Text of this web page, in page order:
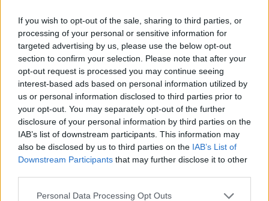
If you wish to opt-out of the sale, sharing to third parties, or
processing of your personal or sensitive information for
targeted advertising by us, please use the below opt-out
section to confirm your selection. Please note that after your
opt-out request is processed you may continue seeing
interest-based ads based on personal information utilized by
us or personal information disclosed to third parties prior to
your opt-out. You may separately opt-out of the further
disclosure of your personal information by third parties on the
IAB’s list of downstream participants. This information may
also be disclosed by us to third parties on the IAB’s List of
Downstream Participants that may further disclose it to other
Personal Data Processing Opt Outs
Altri articoli che potrebbero piacerti